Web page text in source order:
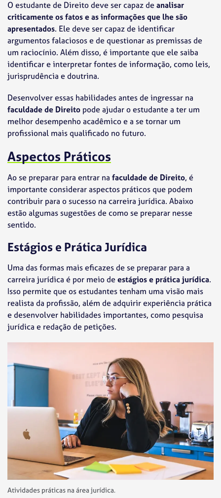
O estudante de Direito deve ser capaz deanalisar
criticamente os fatos e as informações que lhe são
apresentados. Ele deve ser capaz de identificar
argumentos falaciosos e de questionar as premissas de
um raciocínio. Além disso, é importante que ele saiba
identificar e interpretar fontes de informação, como leis,
jurisprudência e doutrina.
Desenvolver essas habilidades antes de ingressar na
faculdade de Direito pode ajudar o estudante a ter um
melhor desempenho acadêmico e a se tornar um
profissional mais qualificado no futuro.
Aspectos Práticos
Ao se preparar para entrar na faculdade de Direito, é
importante considerar aspectos práticos que podem
contribuir para o sucesso na carreira jurídica. Abaixo
estão algumas sugestões de como se preparar nesse
sentido.
Estágios e Prática Jurídica
Uma das formas mais eficazes de se preparar para a
carreira jurídica é por meio deestágios e prática jurídica.
Isso permite que os estudantes tenham uma visão mais
realista da profissão, além de adquirir experiência prática
e desenvolver habilidades importantes, como pesquisa
jurídica e redação de petições.
Atividades práticas na área jurídica.